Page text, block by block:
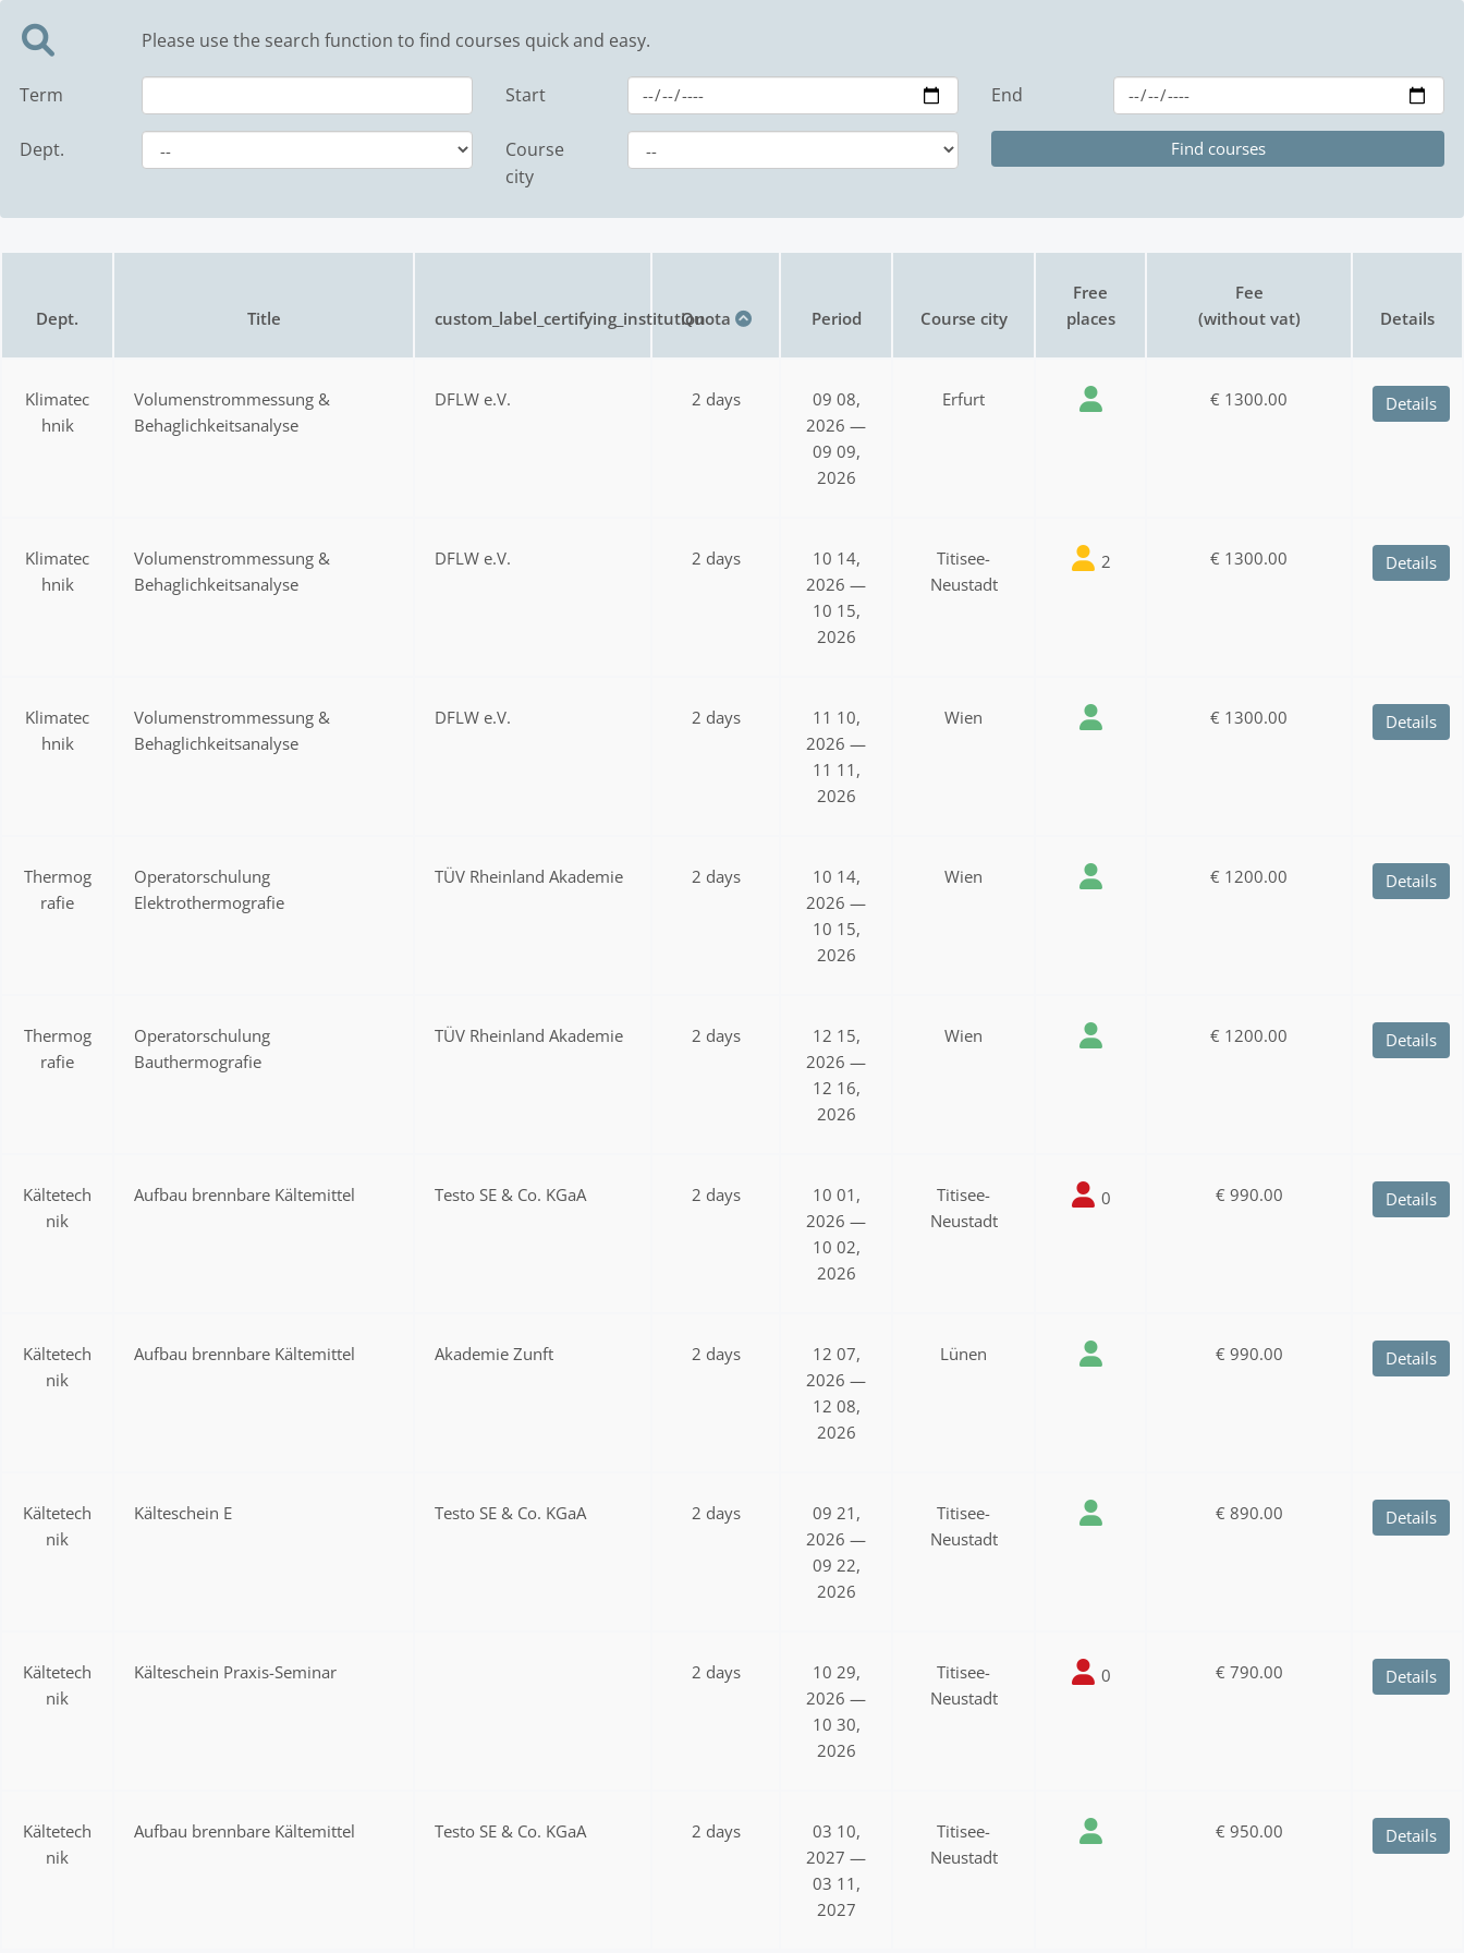
Please use the search function to find courses quick and easy.
Term Start End
Dept.
Course
city
Dept. Title custom_label_certifying_institutionQuota Period Course city
Free
places
Fee
(without vat)
Details
Klimatec
hnik
Volumenstrommessung &
Behaglichkeitsanalyse
DFLW e.V. 2 days
09 08,
2026 —
09 09,
2026
Erfurt € 1300.00 Details
Klimatec
hnik
Volumenstrommessung &
Behaglichkeitsanalyse
DFLW e.V. 2 days
10 14,
2026 —
10 15,
2026
Titisee-
Neustadt
2 € 1300.00 Details
Klimatec
hnik
Volumenstrommessung &
Behaglichkeitsanalyse
DFLW e.V. 2 days
11 10,
2026 —
11 11,
2026
Wien € 1300.00 Details
Thermog
rafie
Operatorschulung
Elektrothermografie
TÜV Rheinland Akademie 2 days
10 14,
2026 —
10 15,
2026
Wien € 1200.00 Details
Thermog
rafie
Operatorschulung
Bauthermografie
TÜV Rheinland Akademie 2 days
12 15,
2026 —
12 16,
2026
Wien € 1200.00 Details
Kältetech
nik
Aufbau brennbare Kältemittel Testo SE & Co. KGaA 2 days
10 01,
2026 —
10 02,
2026
Titisee-
Neustadt
0 € 990.00 Details
Kältetech
nik
Aufbau brennbare Kältemittel Akademie Zunft 2 days
12 07,
2026 —
12 08,
2026
Lünen € 990.00 Details
Kältetech
nik
Kälteschein E Testo SE & Co. KGaA 2 days
09 21,
2026 —
09 22,
2026
Titisee-
Neustadt
€ 890.00 Details
Kältetech
nik
Kälteschein Praxis-Seminar 2 days
10 29,
2026 —
10 30,
2026
Titisee-
Neustadt
0 € 790.00 Details
Kältetech
nik
Aufbau brennbare Kältemittel Testo SE & Co. KGaA 2 days
03 10,
2027 —
03 11,
2027
Titisee-
Neustadt
€ 950.00 Details